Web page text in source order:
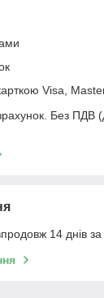
Visa,
Без ПДВ
14 днів